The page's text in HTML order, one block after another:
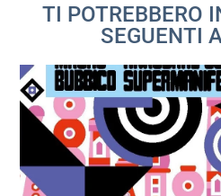
TI POTREBBERO
SEGUENTI